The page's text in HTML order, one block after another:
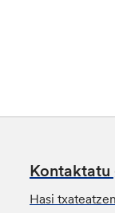
Kontaktatu
Hasi